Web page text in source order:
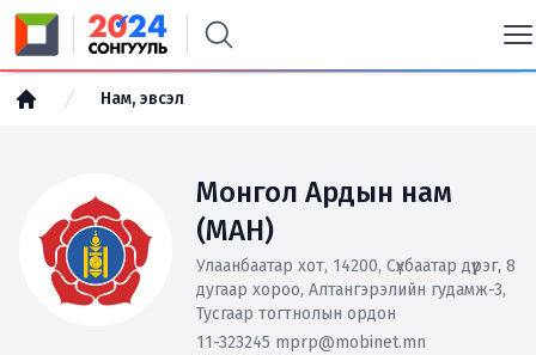
Нам, эвсэл
Монгол Ардын нам
(МАН)
Улаанбаатар хот, 14200, Сүхбаатар дүүрэг, 8
дугаар хороо, Алтангэрэлийн гудамж-3,
Тусгаар тогтнолын ордон
11-323245 mprp@mobinet.mn